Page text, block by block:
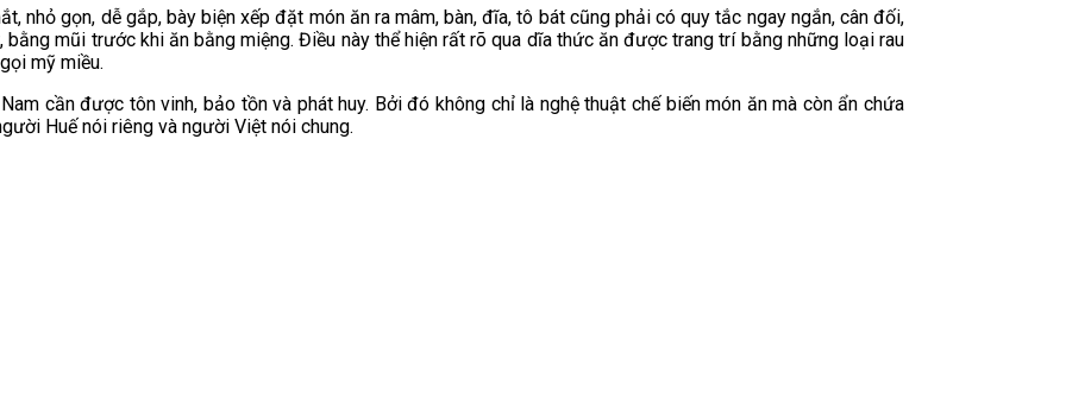
nhỏ gọn, dễ gắp, bày biện xếp đặt món ăn ra mâm, bàn, đĩa, tô bát cũng phải có quy tắc ngay ngắn, cân đối,
mũi trước khi ăn bằng miệng. Điều này thể hiện rất rõ qua dĩa thức ăn được trang trí bằng những loại rau
mỹ miều.
cần được tôn vinh, bảo tồn và phát huy. Bởi đó không chỉ là nghệ thuật chế biến món ăn mà còn ẩn chứa
Huế nói riêng và người Việt nói chung.